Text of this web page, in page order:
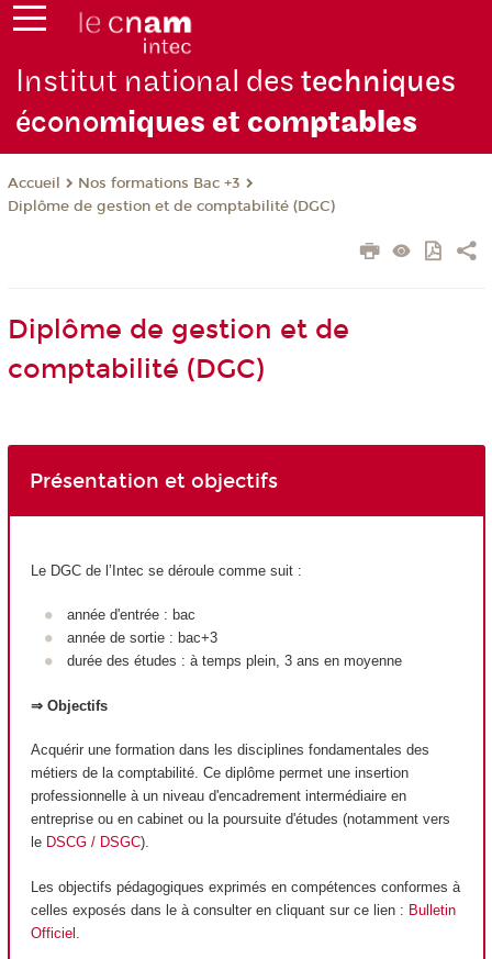
Institut national destechniques
économiques et comptables
Accueil
Nos formations Bac +3
Diplôme de gestion et de comptabilité (DGC)
Diplôme de gestion et de
comptabilité (DGC)
Présentation et objectifs
Le DGC de l’Intec se déroule comme suit :
année d'entrée : bac
année de sortie : bac+3
durée des études : à temps plein, 3 ans en moyenne
⇒ Objectifs
Acquérir une formation dans les disciplines fondamentales des
métiers de la comptabilité. Ce diplôme permet une insertion
professionnelle à un niveau d'encadrement intermédiaire en
entreprise ou en cabinet ou la poursuite d'études (notamment vers
le DSCG / DSGC).
Les objectifs pédagogiques exprimés en compétences conformes à
celles exposés dans le à consulter en cliquant sur ce lien : Bulletin
Officiel